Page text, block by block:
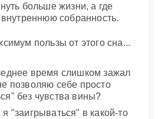
больше жизни, а где
собранность.
пользы от этого сна...
время слишком зажал
позволяю себе просто
без чувства вины?
"заигрываться" в какой-то